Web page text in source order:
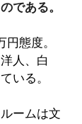
である。
態度。
人、白
いる。
ームは文